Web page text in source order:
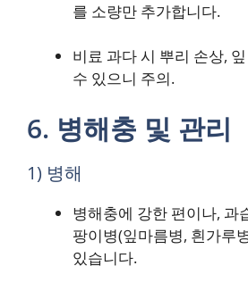
를 소량만 추가합니다.
비료 과다 시 뿌리 손상,
수 있으니 주의.
6. 병해충 및 관리
1) 병해
병해충에 강한 편이나, 과
팡이병(잎마름병, 흰가루
있습니다.